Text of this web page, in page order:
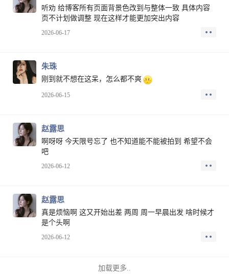
听劝 给博客所有页面背景色改到与整体一致 具体内容
页不计划做调整 现在这样才能更加突出内容
2026-06-17
朱珠
刚到就不想在这呆，怎么都不爽
2026-06-15
赵露思
啊呀呀 今天限号忘了 也不知道能不能被拍到 希望不会
吧
2026-06-12
赵露思
真是烦恼啊 这又开始出差 两周 周一早晨出发 啥时候才
是个头啊
2026-06-12
加载更多..